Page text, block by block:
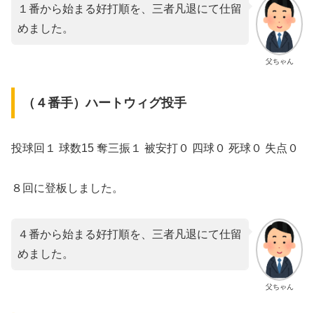
父ちゃん
１番から始まる好打順を、三者凡退にて仕留
めました。
（４番手）ハートウィグ投手
投球回１ 球数15 奪三振１ 被安打０ 四球０ 死球０ 失点０
８回に登板しました。
父ちゃん
４番から始まる好打順を、三者凡退にて仕留
めました。